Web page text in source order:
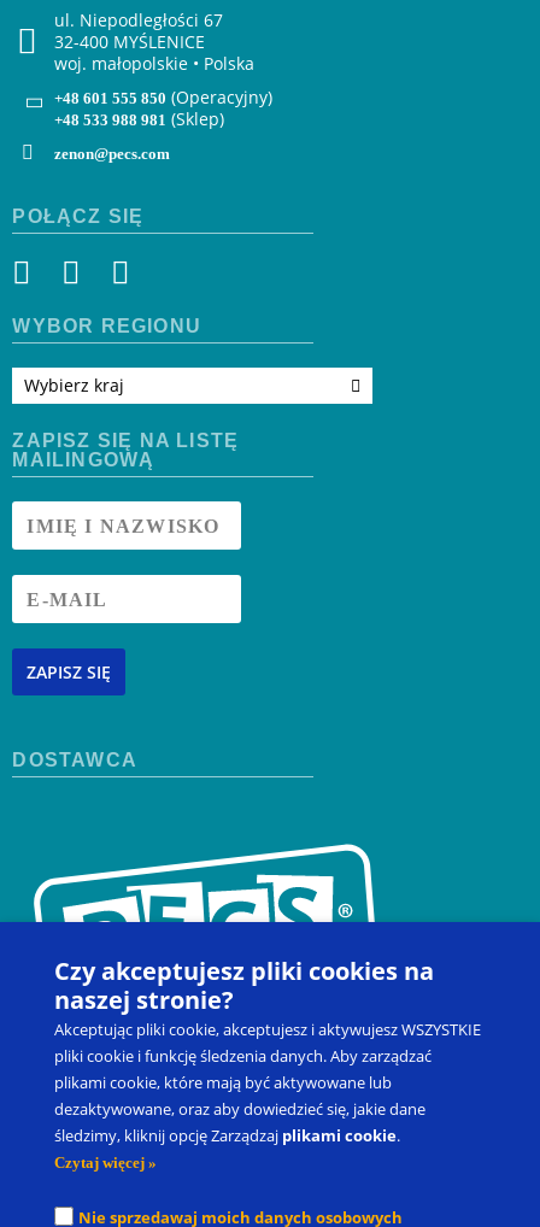
ul. Niepodległości 67
32-400 MYŚLENICE
woj. małopolskie • Polska
+48 601 555 850 (Operacyjny)
+48 533 988 981 (Sklep)
zenon@pecs.com
POŁĄCZ SIĘ
WYBÓR REGIONU
Wybierz kraj
ZAPISZ SIĘ NA LISTĘ
MAILINGOWĄ
ZAPISZ SIĘ
DOSTAWCA
Kontakt Zapisz się na szkolenie Produkty
Moje konto Prawo do odstąpienia od umowy
Picture Exchange Communication System ® ®
Czy akceptujesz pliki cookies na
naszej stronie?
Akceptując pliki cookie, akceptujesz i aktywujesz WSZYSTKIE
pliki cookie i funkcję śledzenia danych. Aby zarządzać
plikami cookie, które mają być aktywowane lub
dezaktywowane, oraz aby dowiedzieć się, jakie dane
śledzimy, kliknij opcję Zarządzaj plikami cookie.
Czytaj więcej »
Nie sprzedawaj moich danych osobowych